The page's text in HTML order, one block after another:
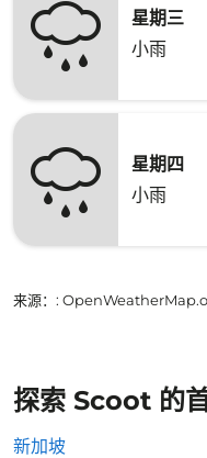
星期三
小雨
星期四
小雨
来源： :
探索 Scoot 的
新加坡